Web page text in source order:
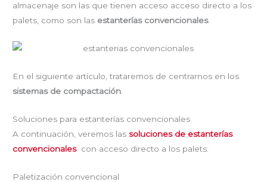
almacenaje son las que tienen acceso acceso directo a los
palets, como son las estanterías convencionales.
En el siguiente artículo, trataremos de centrarnos en los
sistemas de compactación.
Soluciones para estanterías convencionales
A continuación, veremos lassoluciones de estanterías
convencionalescon acceso directo a los palets:
Paletización convencional